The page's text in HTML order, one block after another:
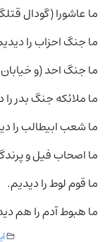
ما عاشورا (گودال
ما جنگ احزاب را
ما جنگ احد (و
ما ملائکه جنگ بدر
ما شعب ابیطالب را
ما اصحاب فیل و
ما قوم لوط را دیدیم.
ما هبوط آدم را هم